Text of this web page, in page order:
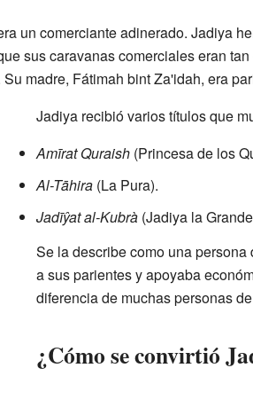
un comerciante adinerado. Jadiya
sus caravanas comerciales eran
madre, Fátimah bint Za'idah, era
Jadiya recibió varios títulos que
Amīrat Quraish(Princesa de los
Al-Tāhira(La Pura).
Jadīŷat al-Kubrà(Jadiya la
Se la describe como una
a sus parientes y apoyaba
diferencia de muchas personas
¿Cómo se convirtió